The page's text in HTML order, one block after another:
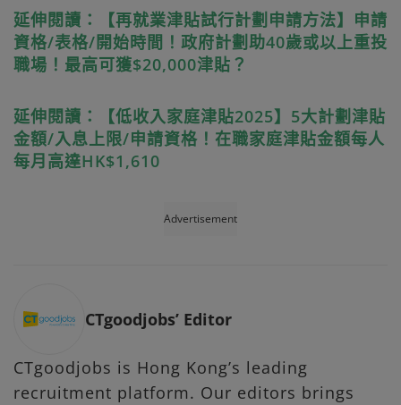
延伸閱讀：【再就業津貼試行計劃申請方法】申請
資格/表格/開始時間！政府計劃助40歲或以上重投
職場！最高可獲$20,000津貼？
延伸閱讀：【低收入家庭津貼2025】5大計劃津貼
金額/入息上限/申請資格！在職家庭津貼金額每人
每月高達HK$1,610
Advertisement
CTgoodjobs’ Editor
CTgoodjobs is Hong Kong’s leading
recruitment platform. Our editors brings